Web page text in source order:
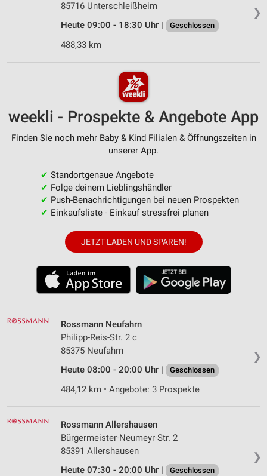
❯
85716 Unterschleißheim
Heute 09:00 - 18:30 Uhr |
Geschlossen
488,33 km
weekli - Prospekte & Angebote App
Finden Sie noch mehr Baby & Kind Filialen & Öffnungszeiten in
unserer App.
✔ Standortgenaue Angebote
✔ Folge deinem Lieblingshändler
✔ Push-Benachrichtigungen bei neuen Prospekten
✔ Einkaufsliste - Einkauf stressfrei planen
JETZT LADEN UND SPAREN!
❯
Rossmann Neufahrn
Philipp-Reis-Str. 2 c
85375 Neufahrn
Heute 08:00 - 20:00 Uhr |
Geschlossen
484,12 km • Angebote: 3 Prospekte
❯
Rossmann Allershausen
Bürgermeister-Neumeyr-Str. 2
85391 Allershausen
Heute 07:30 - 20:00 Uhr |
Geschlossen